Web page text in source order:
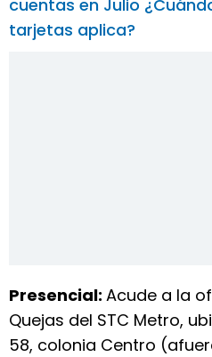
cuentas en Julio
tarjetas aplica?
Presencial: Acude a la
Quejas del STC Metro,
58, colonia Centro